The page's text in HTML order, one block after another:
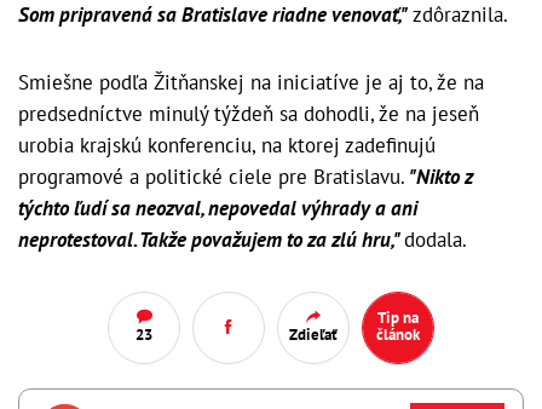
Som pripravená sa Bratislave riadne venovať,"zdôraznila.
Smiešne podľa Žitňanskej na iniciatíve je aj to, že na
predsedníctve minulý týždeň sa dohodli, že na jeseň
urobia krajskú konferenciu, na ktorej zadefinujú
programové a politické ciele pre Bratislavu. "Nikto z
týchto ľudí sa neozval, nepovedal výhrady a ani
neprotestoval. Takže považujem to za zlú hru,"dodala.
23 Zdieľať
Tip na
článok